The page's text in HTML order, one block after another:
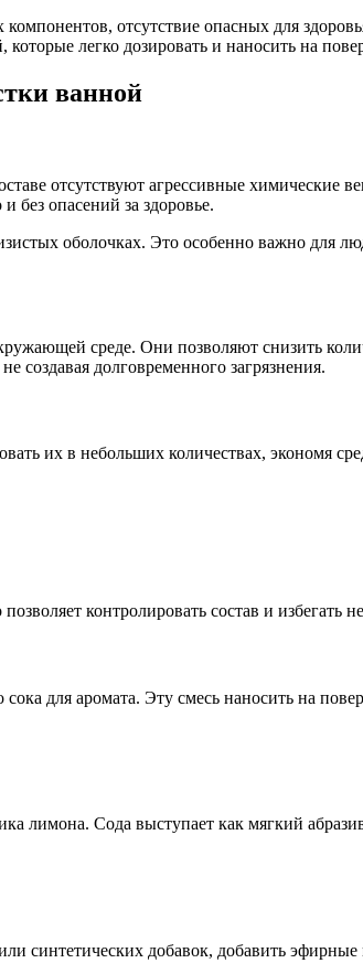
отсутствие опасных для
легко дозировать и наносить на
ванной
отсутствуют агрессивные химические
без опасений за здоровье.
оболочках. Это особенно важно для
среде. Они позволяют снизить
создавая долговременного загрязнения.
их в небольших количествах, экономя
контролировать состав и избегать
для аромата. Эту смесь наносить на
лимона. Сода выступает как мягкий
синтетических добавок, добавить эфирные